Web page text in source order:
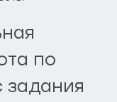
по
задания